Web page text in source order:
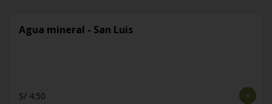
Agua mineral - San Luis
S/ 4.50